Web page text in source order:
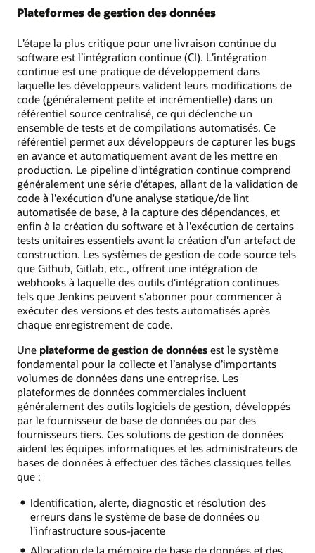
Plateformes de gestion des données
L’étape la plus critique pour une livraison continue du
software est l’intégration continue (CI). L’intégration
continue est une pratique de développement dans
laquelle les développeurs valident leurs modifications de
code (généralement petite et incrémentielle) dans un
référentiel source centralisé, ce qui déclenche un
ensemble de tests et de compilations automatisés. Ce
référentiel permet aux développeurs de capturer les bugs
en avance et automatiquement avant de les mettre en
production. Le pipeline d'intégration continue comprend
généralement une série d'étapes, allant de la validation de
code à l'exécution d'une analyse statique/de lint
automatisée de base, à la capture des dépendances, et
enfin à la création du software et à l'exécution de certains
tests unitaires essentiels avant la création d'un artefact de
construction. Les systèmes de gestion de code source tels
que Github, Gitlab, etc., offrent une intégration de
webhooks à laquelle des outils d'intégration continues
tels que Jenkins peuvent s'abonner pour commencer à
exécuter des versions et des tests automatisés après
chaque enregistrement de code.
Une plateforme de gestion de données est le système
fondamental pour la collecte et l’analyse d’importants
volumes de données dans une entreprise. Les
plateformes de données commerciales incluent
généralement des outils logiciels de gestion, développés
par le fournisseur de base de données ou par des
fournisseurs tiers. Ces solutions de gestion de données
aident les équipes informatiques et les administrateurs de
bases de données à effectuer des tâches classiques telles
que :
Identification, alerte, diagnostic et résolution des
erreurs dans le système de base de données ou
l’infrastructure sous-jacente